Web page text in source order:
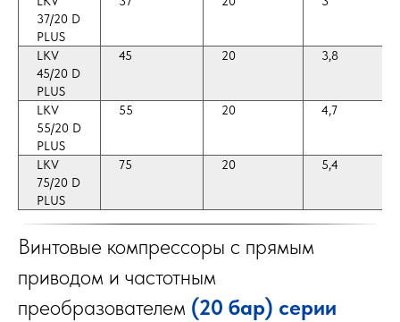
37/20 D
PLUS
LKV
45/20 D
PLUS
45 20 3,8
LKV
55/20 D
PLUS
55 20 4,7
LKV
75/20 D
PLUS
75 20 5,4
Винтовые компрессоры с прямым
приводом и частотным
преобразователем (20 бар) серии